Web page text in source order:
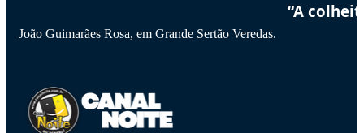
“A
João Guimarães Rosa, em Grande Sertão Veredas.